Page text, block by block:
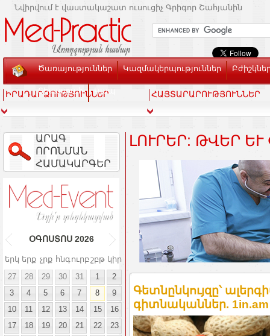
Նվիրվում է վաստակաշատ ուսուցիչ Գրիգոր Շահյանին
Ծառայություններ Կազմակերպություններ
Տեսասրահ Կապ
ԻՐԱԴԱՐՁՈՒԹՅՈՒՆՆԵՐ ՀԱՅՏԱՐԱՐՈՒԹՅՈՒՆՆԵՐ
ԱՐԱԳ
ՈՐՈՆՄԱՆ
ՀԱՄԱԿԱՐԳԵՐ
ՕԳՈՍՏՈՍ 2026
երկ երք չրք հնգուրբ շբթ կիր
27
28 29 30 31 1
2
3
4 5 6 7 8
9
10
11 12 13 14 15
16
17
18 19 20 21 22
23
ԼՈՒՐԵՐ: ԹՎԵՐ ԵՒ
Գետնընկույզը՝
գիտնականներ. 1in.am